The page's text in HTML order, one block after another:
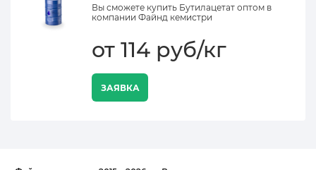
Вы сможете купить Бутилацетат оптом в
компании Файнд кемистри
от 114 руб/кг
ЗАЯВКА